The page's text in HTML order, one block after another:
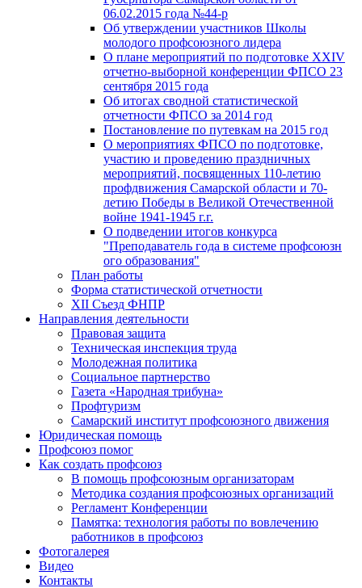
06.02.2015 года №44-р
Об утверждении участников Школы
молодого профсоюзного лидера
О плане мероприятий по подготовке XXIV
отчетно-выборной конференции ФПСО 23
сентября 2015 года
Об итогах сводной статистической
отчетности ФПСО за 2014 год
Постановление по путевкам на 2015 год
О мероприятиях ФПСО по подготовке,
участию и проведению праздничных
мероприятий, посвященных 110-летию
профдвижения Самарской области и 70-
летию Победы в Великой Отечественной
войне 1941-1945 г.г.
О подведении итогов конкурса
"Преподаватель года в системе профсоюзн
ого образования"
План работы
Форма статистической отчетности
XII Съезд ФНПР
Направления деятельности
Правовая защита
Техническая инспекция труда
Молодежная политика
Социальное партнерство
Газета «Народная трибуна»
Профтуризм
Самарский институт профсоюзного движения
Юридическая помощь
Профсоюз помог
Как создать профсоюз
В помощь профсоюзным организаторам
Методика создания профсоюзных организаций
Регламент Конференции
Памятка: технология работы по вовлечению
работников в профсоюз
Фотогалерея
Видео
Контакты